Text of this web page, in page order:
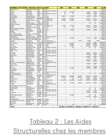
Tableau 2 : Les Aides
Structurelles chez les membres